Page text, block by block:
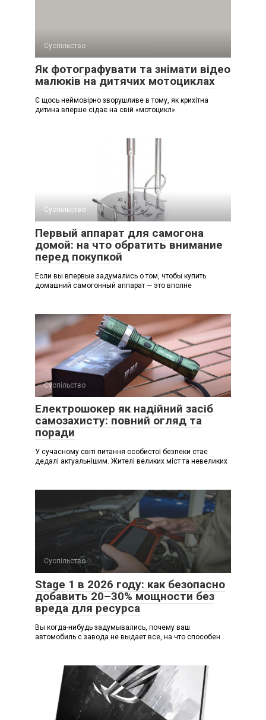
Суспільство
Як фотографувати та знімати відео
малюків на дитячих мотоциклах
Є щось неймовірно зворушливе в тому, як крихітна
дитина вперше сідає на свій «мотоцикл».
Суспільство
Первый аппарат для самогона
домой: на что обратить внимание
перед покупкой
Если вы впервые задумались о том, чтобы купить
домашний самогонный аппарат — это вполне
Суспільство
Електрошокер як надійний засіб
самозахисту: повний огляд та
поради
У сучасному світі питання особистої безпеки стає
дедалі актуальнішим. Жителі великих міст та невеликих
Суспільство
Stage 1 в 2026 году: как безопасно
добавить 20–30% мощности без
вреда для ресурса
Вы когда-нибудь задумывались, почему ваш
автомобиль с завода не выдает все, на что способен